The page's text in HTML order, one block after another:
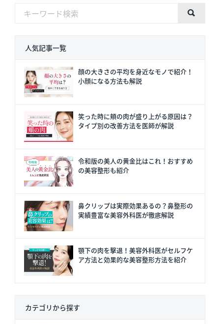
人気記事一覧
顔の大きさの平均を身近なモノで紹介！
小顔になる方法も解説
笑った時に頬の肉が盛り上がる原因は？
タイプ別の改善方法を医師が解説
令和版の美人の黄金比はこれ！おすすめ
の美容整形も紹介
鼻クリップは実際効果あるの？鼻整形の
実績豊富な美容外科医が徹底解説
顎下の肉を撃退！美容外科医がセルフケ
ア方法と効果的な美容整形方法を紹介
カテゴリから探す